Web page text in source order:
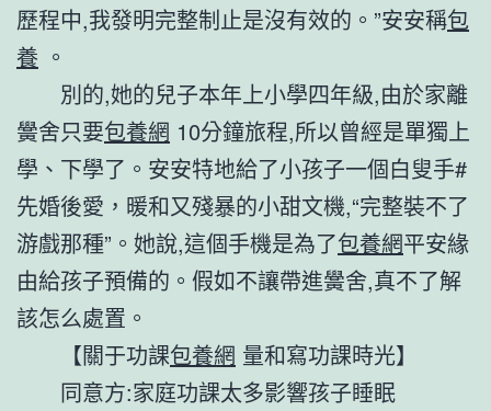
歷程中,我發明完整制止是沒有效的。”安安稱包
養 。
別的,她的兒子本年上小學四年級,由於家離
黌舍只要包養網 10分鐘旅程,所以曾經是單獨上
學、下學了。安安特地給了小孩子一個白叟手#
先婚後愛，暖和又殘暴的小甜文機,“完整裝不了
游戲那種”。她說,這個手機是為了包養網平安緣
由給孩子預備的。假如不讓帶進黌舍,真不了解
該怎么處置。
【關于功課包養網 量和寫功課時光】
同意方:家庭功課太多影響孩子睡眠